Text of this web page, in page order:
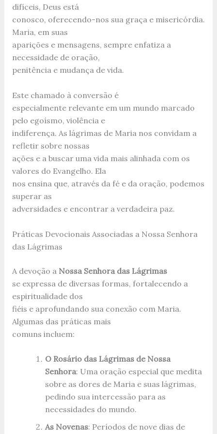
difíceis, Deus está
conosco, oferecendo-nos sua graça e misericórdia.
Maria, em suas
aparições e mensagens, sempre enfatiza a
necessidade de oração,
penitência e mudança de vida.
Este chamado à conversão é
especialmente relevante em um mundo marcado
pelo egoísmo, violência e
indiferença. As lágrimas de Maria nos convidam a
refletir sobre nossas
ações e a buscar uma vida mais alinhada com os
valores do Evangelho. Ela
nos ensina que, através da fé e da oração, podemos
superar as
adversidades e encontrar a verdadeira paz.
Práticas Devocionais Associadas a Nossa Senhora
das Lágrimas
A devoção a Nossa Senhora das Lágrimas
se expressa de diversas formas, fortalecendo a
espiritualidade dos
fiéis e aprofundando sua conexão com Maria.
Algumas das práticas mais
comuns incluem:
O Rosário das Lágrimas de Nossa
Senhora: Uma oração especial que medita
sobre as dores de Maria e suas lágrimas,
pedindo sua intercessão para as
necessidades do mundo.
As Novenas: Períodos de nove dias de